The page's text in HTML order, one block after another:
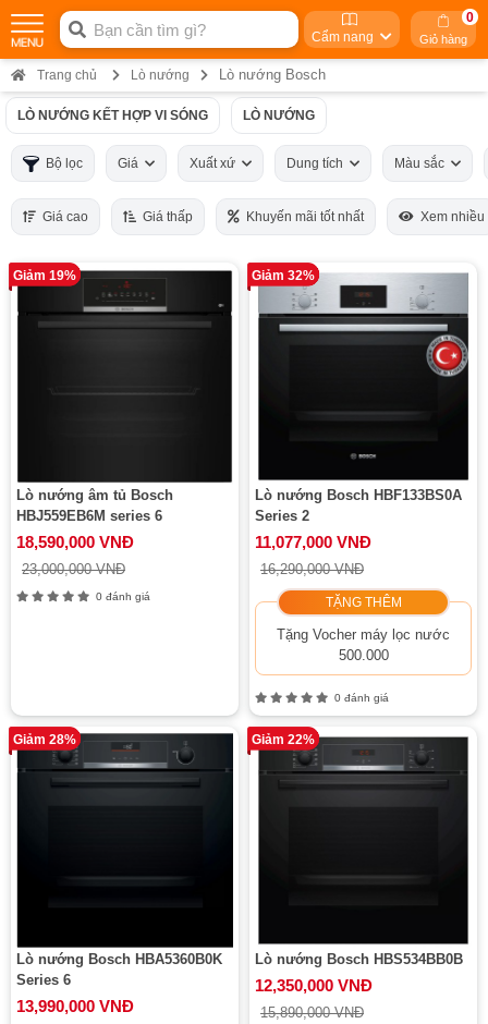
Cẩm nang Giỏ hàng
0
Trang chủ Lò nướng Lò nướng Bosch
LÒ NƯỚNG KẾT HỢP VI SÓNG LÒ NƯỚNG
Bộ lọc Giá Xuất xứ Dung tích Màu sắc
Giá cao Giá thấp Khuyến mãi tốt nhất Xem nhiều
Giảm 19%
Lò nướng âm tủ Bosch
HBJ559EB6M series 6
18,590,000 VNĐ
23,000,000 VNĐ
0 đánh giá
Giảm 32%
Lò nướng Bosch HBF133BS0A
Series 2
11,077,000 VNĐ
16,290,000 VNĐ
TẶNG THÊM
Tặng Vocher máy lọc nước
500.000
0 đánh giá
Giảm 28%
Lò nướng Bosch HBA5360B0K
Series 6
13,990,000 VNĐ
Giảm 22%
Lò nướng Bosch HBS534BB0B
12,350,000 VNĐ
15,890,000 VNĐ